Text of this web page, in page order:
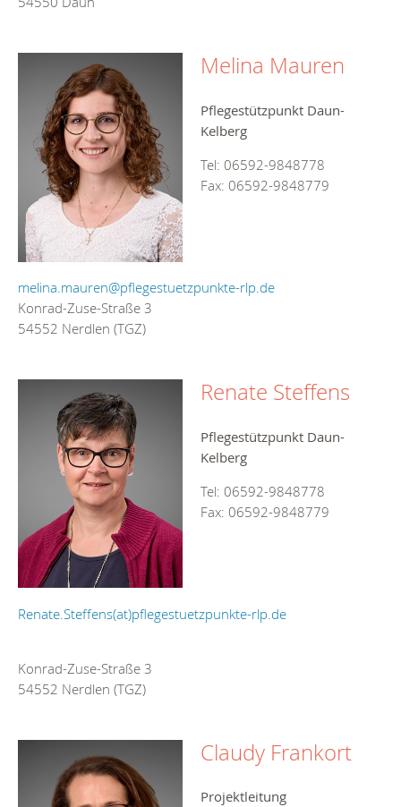
Melina Mauren
Pflegestützpunkt Daun-
Kelberg
Tel: 06592-9848778
Fax: 06592-9848779
melina.mauren@pflegestuetzpunkte-rlp.de
Konrad-Zuse-Straße 3
54552 Nerdlen (TGZ)
Renate Steffens
Pflegestützpunkt Daun-
Kelberg
Tel: 06592-9848778
Fax: 06592-9848779
Renate.Steffens(at)pflegestuetzpunkte-rlp.de
Konrad-Zuse-Straße 3
54552 Nerdlen (TGZ)
Claudy Frankort
Projektleitung